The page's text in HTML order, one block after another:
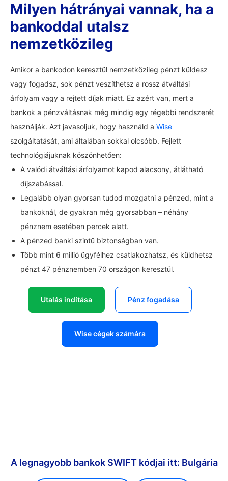
Milyen hátrányai vannak, ha a
bankoddal utalsz
nemzetközileg
Amikor a bankodon keresztül nemzetközileg pénzt küldesz
vagy fogadsz, sok pénzt veszíthetsz a rossz átváltási
árfolyam vagy a rejtett díjak miatt. Ez azért van, mert a
bankok a pénzváltásnak még mindig egy régebbi rendszerét
használják. Azt javasoljuk, hogy használd a Wise
szolgáltatását, ami általában sokkal olcsóbb. Fejlett
technológiájuknak köszönhetően:
A valódi átváltási árfolyamot kapod alacsony, átlátható
díjszabással.
Legalább olyan gyorsan tudod mozgatni a pénzed, mint a
bankoknál, de gyakran még gyorsabban – néhány
pénznem esetében percek alatt.
A pénzed banki szintű biztonságban van.
Több mint 6 millió ügyfélhez csatlakozhatsz, és küldhetsz
pénzt 47 pénznemben 70 országon keresztül.
Utalás indítása Pénz fogadása
Wise cégek számára
A legnagyobb bankok SWIFT kódjai itt: Bulgária